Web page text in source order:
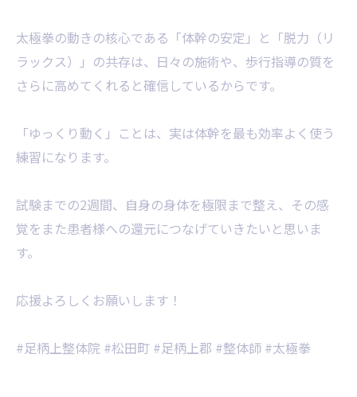
太極拳の動きの核心である「体幹の安定」と「脱力（リ
ラックス）」の共存は、日々の施術や、歩行指導の質を
さらに高めてくれると確信しているからです。
​「ゆっくり動く」ことは、実は体幹を最も効率よく使う
練習になります。
​試験までの2週間、自身の身体を極限まで整え、その感
覚をまた患者様への還元につなげていきたいと思いま
す。
​応援よろしくお願いします！
​#足柄上整体院 #松田町 #足柄上郡 #整体師 #太極拳